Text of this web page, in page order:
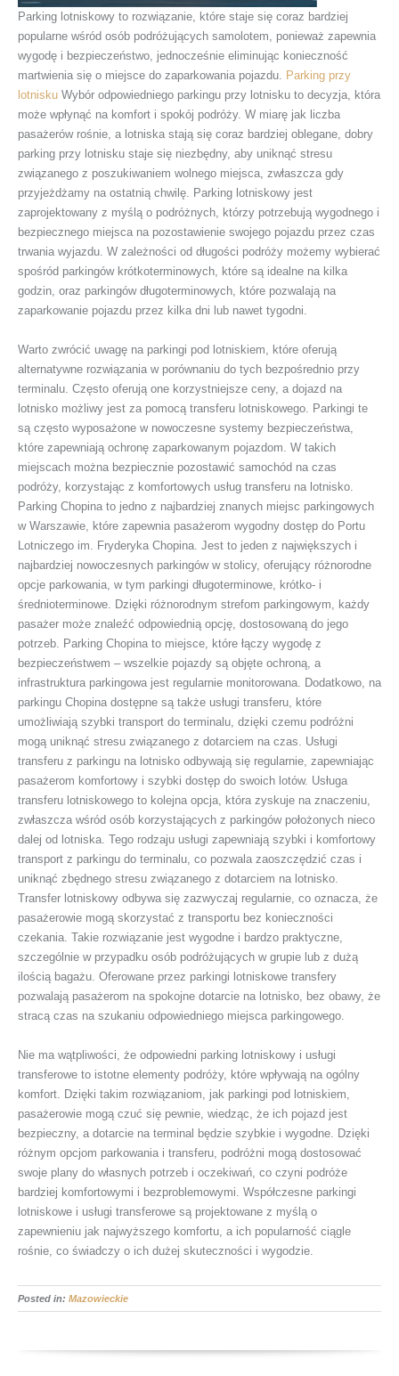
Parking lotniskowy to rozwiązanie, które staje się coraz bardziej
popularne wśród osób podróżujących samolotem, ponieważ zapewnia
wygodę i bezpieczeństwo, jednocześnie eliminując konieczność
martwienia się o miejsce do zaparkowania pojazdu. Parking przy
lotnisku Wybór odpowiedniego parkingu przy lotnisku to decyzja, która
może wpłynąć na komfort i spokój podróży. W miarę jak liczba
pasażerów rośnie, a lotniska stają się coraz bardziej oblegane, dobry
parking przy lotnisku staje się niezbędny, aby uniknąć stresu
związanego z poszukiwaniem wolnego miejsca, zwłaszcza gdy
przyjeżdżamy na ostatnią chwilę. Parking lotniskowy jest
zaprojektowany z myślą o podróżnych, którzy potrzebują wygodnego i
bezpiecznego miejsca na pozostawienie swojego pojazdu przez czas
trwania wyjazdu. W zależności od długości podróży możemy wybierać
spośród parkingów krótkoterminowych, które są idealne na kilka
godzin, oraz parkingów długoterminowych, które pozwalają na
zaparkowanie pojazdu przez kilka dni lub nawet tygodni.
Warto zwrócić uwagę na parkingi pod lotniskiem, które oferują
alternatywne rozwiązania w porównaniu do tych bezpośrednio przy
terminalu. Często oferują one korzystniejsze ceny, a dojazd na
lotnisko możliwy jest za pomocą transferu lotniskowego. Parkingi te
są często wyposażone w nowoczesne systemy bezpieczeństwa,
które zapewniają ochronę zaparkowanym pojazdom. W takich
miejscach można bezpiecznie pozostawić samochód na czas
podróży, korzystając z komfortowych usług transferu na lotnisko.
Parking Chopina to jedno z najbardziej znanych miejsc parkingowych
w Warszawie, które zapewnia pasażerom wygodny dostęp do Portu
Lotniczego im. Fryderyka Chopina. Jest to jeden z największych i
najbardziej nowoczesnych parkingów w stolicy, oferujący różnorodne
opcje parkowania, w tym parkingi długoterminowe, krótko- i
średnioterminowe. Dzięki różnorodnym strefom parkingowym, każdy
pasażer może znaleźć odpowiednią opcję, dostosowaną do jego
potrzeb. Parking Chopina to miejsce, które łączy wygodę z
bezpieczeństwem – wszelkie pojazdy są objęte ochroną, a
infrastruktura parkingowa jest regularnie monitorowana. Dodatkowo, na
parkingu Chopina dostępne są także usługi transferu, które
umożliwiają szybki transport do terminalu, dzięki czemu podróżni
mogą uniknąć stresu związanego z dotarciem na czas. Usługi
transferu z parkingu na lotnisko odbywają się regularnie, zapewniając
pasażerom komfortowy i szybki dostęp do swoich lotów. Usługa
transferu lotniskowego to kolejna opcja, która zyskuje na znaczeniu,
zwłaszcza wśród osób korzystających z parkingów położonych nieco
dalej od lotniska. Tego rodzaju usługi zapewniają szybki i komfortowy
transport z parkingu do terminalu, co pozwala zaoszczędzić czas i
uniknąć zbędnego stresu związanego z dotarciem na lotnisko.
Transfer lotniskowy odbywa się zazwyczaj regularnie, co oznacza, że
pasażerowie mogą skorzystać z transportu bez konieczności
czekania. Takie rozwiązanie jest wygodne i bardzo praktyczne,
szczególnie w przypadku osób podróżujących w grupie lub z dużą
ilością bagażu. Oferowane przez parkingi lotniskowe transfery
pozwalają pasażerom na spokojne dotarcie na lotnisko, bez obawy, że
stracą czas na szukaniu odpowiedniego miejsca parkingowego.
Nie ma wątpliwości, że odpowiedni parking lotniskowy i usługi
transferowe to istotne elementy podróży, które wpływają na ogólny
komfort. Dzięki takim rozwiązaniom, jak parkingi pod lotniskiem,
pasażerowie mogą czuć się pewnie, wiedząc, że ich pojazd jest
bezpieczny, a dotarcie na terminal będzie szybkie i wygodne. Dzięki
różnym opcjom parkowania i transferu, podróżni mogą dostosować
swoje plany do własnych potrzeb i oczekiwań, co czyni podróże
bardziej komfortowymi i bezproblemowymi. Współczesne parkingi
lotniskowe i usługi transferowe są projektowane z myślą o
zapewnieniu jak najwyższego komfortu, a ich popularność ciągle
rośnie, co świadczy o ich dużej skuteczności i wygodzie.
Posted in: Mazowieckie